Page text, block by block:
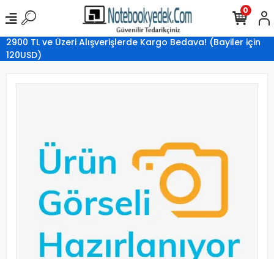
2900 TL ve Üzeri Alışverişlerde Kargo Bedava! (Bayiler için
120USD)
0